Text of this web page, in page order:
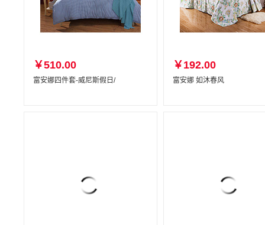
￥510.00
富安娜四件套-威尼斯假日/
￥192.00
富安娜 如沐春风